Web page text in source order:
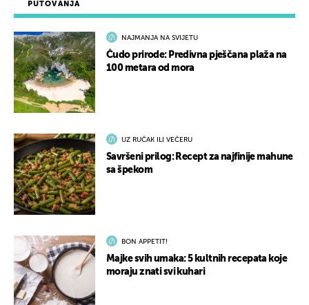
PUTOVANJA
NAJMANJA NA SVIJETU
Čudo prirode: Predivna pješčana plaža na
100 metara od mora
UZ RUČAK ILI VEČERU
Savršeni prilog: Recept za najfinije mahune
sa špekom
BON APPETIT!
Majke svih umaka: 5 kultnih recepata koje
moraju znati svi kuhari